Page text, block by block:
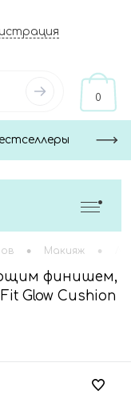
0
• Макияж •
финишем,
Glow Cushion